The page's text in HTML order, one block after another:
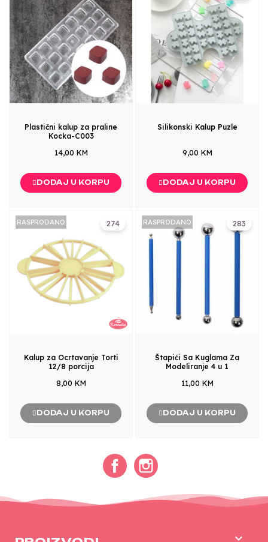
Plastični kalup za praline
Kocka-C003
14,00 KM
DODAJ U KORPU
Silikonski Kalup Puzle
9,00 KM
DODAJ U KORPU
274
RASPRODANO
Kalup za Ocrtavanje Torti
12/8 porcija
8,00 KM
DODAJ U KORPU
283
RASPRODANO
Štapići Sa Kuglama Za
Modeliranje 4 u 1
11,00 KM
DODAJ U KORPU
Facebook
